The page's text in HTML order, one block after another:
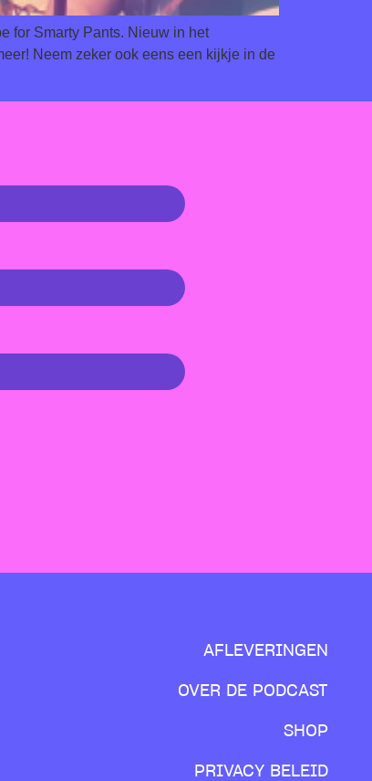
for Smarty Pants. Nieuw in het
Neem zeker ook eens een kijkje in de
AFLEVERINGEN
OVER DE PODCAST
SHOP
PRIVACY BELEID